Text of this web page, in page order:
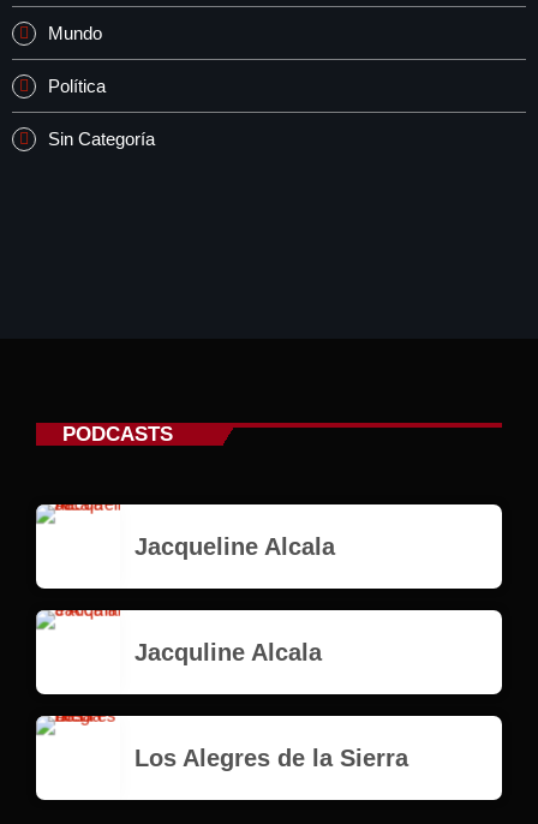
Mundo
Política
Sin Categoría
PODCASTS
Jacqueline Alcala
Jacquline Alcala
Los Alegres de la Sierra